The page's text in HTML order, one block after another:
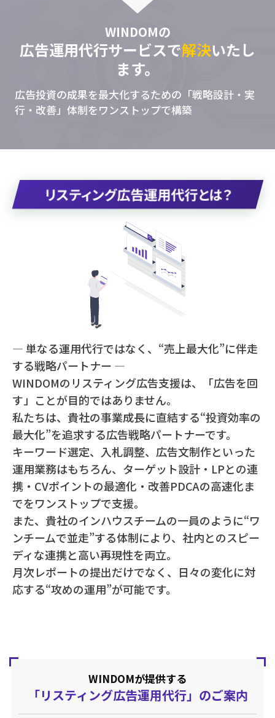
WINDOMの
広告運用代行サービスで解決いたし
ます。
広告投資の成果を最大化するための「戦略設計・実
行・改善」体制をワンストップで構築
リスティング広告運用代行とは？
— 単なる運用代行ではなく、“売上最大化”に伴走
する戦略パートナー —
WINDOMのリスティング広告支援は、「広告を回
す」ことが目的ではありません。
私たちは、貴社の事業成長に直結する“投資効率の
最大化”を追求する広告戦略パートナーです。
キーワード選定、入札調整、広告文制作といった
運用業務はもちろん、ターゲット設計・LPとの連
携・CVポイントの最適化・改善PDCAの高速化ま
でをワンストップで支援。
また、貴社のインハウスチームの一員のように“ワ
ンチームで並走”する体制により、社内とのスピー
ディな連携と高い再現性を両立。
月次レポートの提出だけでなく、日々の変化に対
応する“攻めの運用”が可能です。
WINDOMが提供する
「リスティング広告運用代行」のご案内